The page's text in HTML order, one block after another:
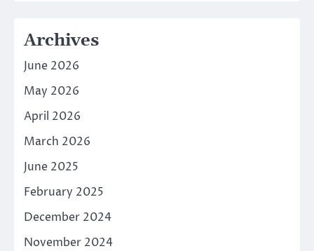
Archives
June 2026
May 2026
April 2026
March 2026
June 2025
February 2025
December 2024
November 2024